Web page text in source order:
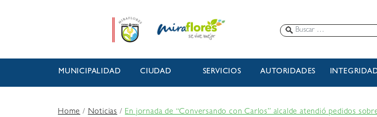
MUNICIPALIDAD CIUDAD SERVICIOS AUTORIDADES
Home/Noticias /En jornada de “Conversando con Carlos” alcalde atendió pedidos